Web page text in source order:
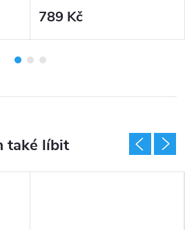
mix (3 kusy)
789 Kč